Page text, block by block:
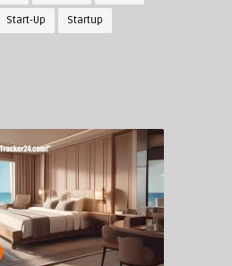
Start-Up Startup